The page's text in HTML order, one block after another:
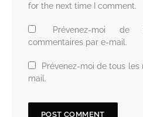
for the next time I comment.
Prévenez-moi de
commentaires par e-mail.
Prévenez-moi de tous
mail.